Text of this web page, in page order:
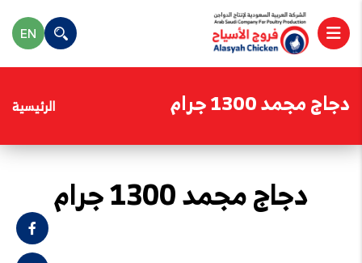
EN
دجاج مجمد 1300 جرام الرئيسية
دجاج مجمد 1300 جرام